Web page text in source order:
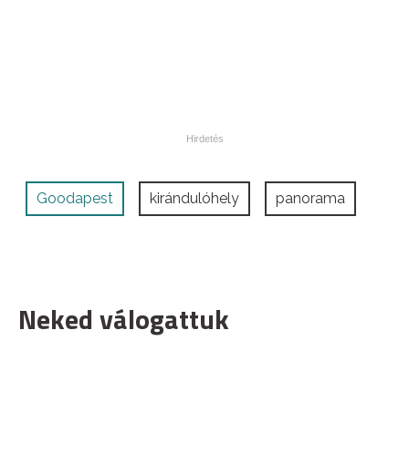
Goodapest kirándulóhely panorama
Neked válogattuk